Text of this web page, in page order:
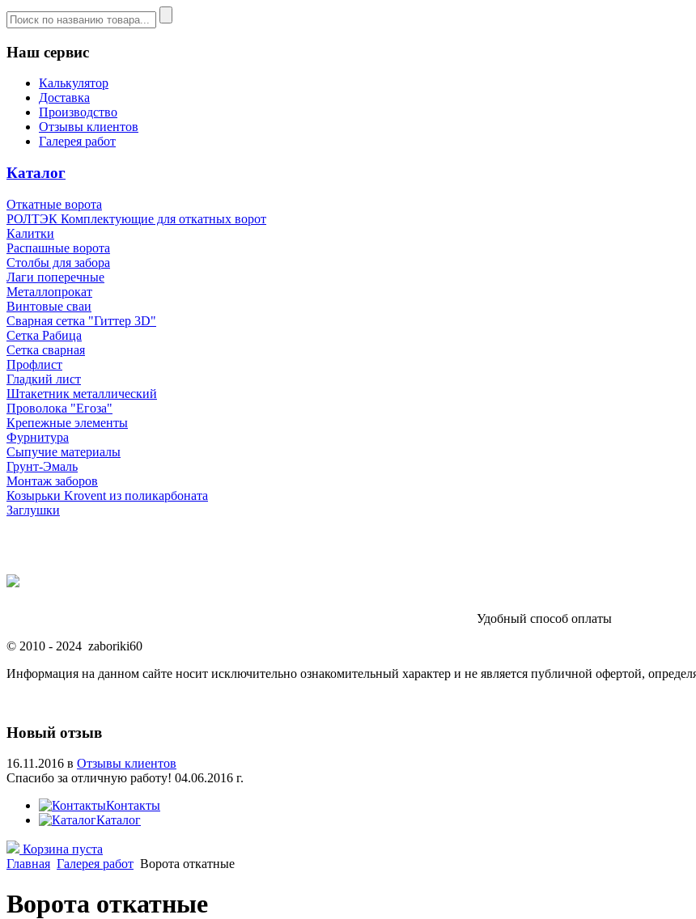
Наш сервис
Калькулятор
Доставка
Производство
Отзывы клиентов
Галерея работ
Каталог
Откатные ворота
РОЛТЭК Комплектующие для откатных ворот
Калитки
Распашные ворота
Столбы для забора
Лаги поперечные
Металлопрокат
Винтовые сваи
Сварная сетка "Гиттер 3D"
Сетка Рабица
Сетка сварная
Профлист
Гладкий лист
Штакетник металлический
Проволока "Егоза"
Крепежные элементы
Фурнитура
Сыпучие материалы
Грунт-Эмаль
Монтаж заборов
Козырьки Krovent из поликарбоната
Заглушки
Удобный способ оплаты
© 2010 - 2024 zaboriki60
Информация на данном сайте носит исключительно ознакомительный характер и не является публичной офертой,
Новый отзыв
16.11.2016 в Отзывы клиентов
Спасибо за отличную работу! 04.06.2016 г.
Контакты
Каталог
Корзина пуста
Главная Галерея работ Ворота откатные
Ворота откатные